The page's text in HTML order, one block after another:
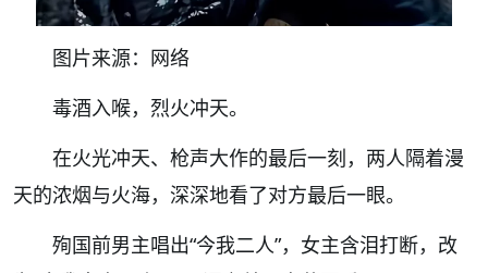
图片来源：网络
毒酒入喉，烈火冲天。
在火光冲天、枪声大作的最后一刻，两人隔着漫
天的浓烟与火海，深深地看了对方最后一眼。
殉国前男主唱出“今我二人”，女主含泪打断，改